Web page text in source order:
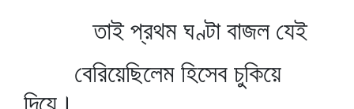
তাই প্রথম ঘণ্টা বাজল যেই
বেরিয়েছিলেম হিসেব চুকিয়ে